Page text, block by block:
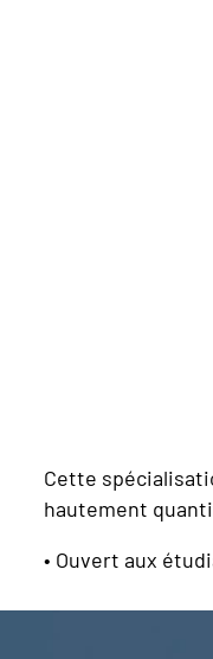
Cette
hautement
• Ouvert aux